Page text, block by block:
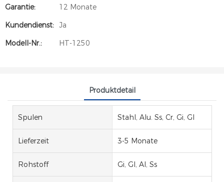
Garantie:
12 Monate
Kundendienst: Ja
Modell-Nr.:
HT-1250
Produktdetail
Spulen Stahl, Alu. Ss, Cr, Gi, Gl
Lieferzeit 3-5 Monate
Rohstoff Gi, Gl, Al, Ss